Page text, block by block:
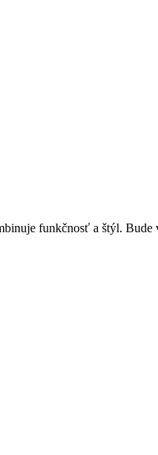
funkčnosť a štýl. Bude